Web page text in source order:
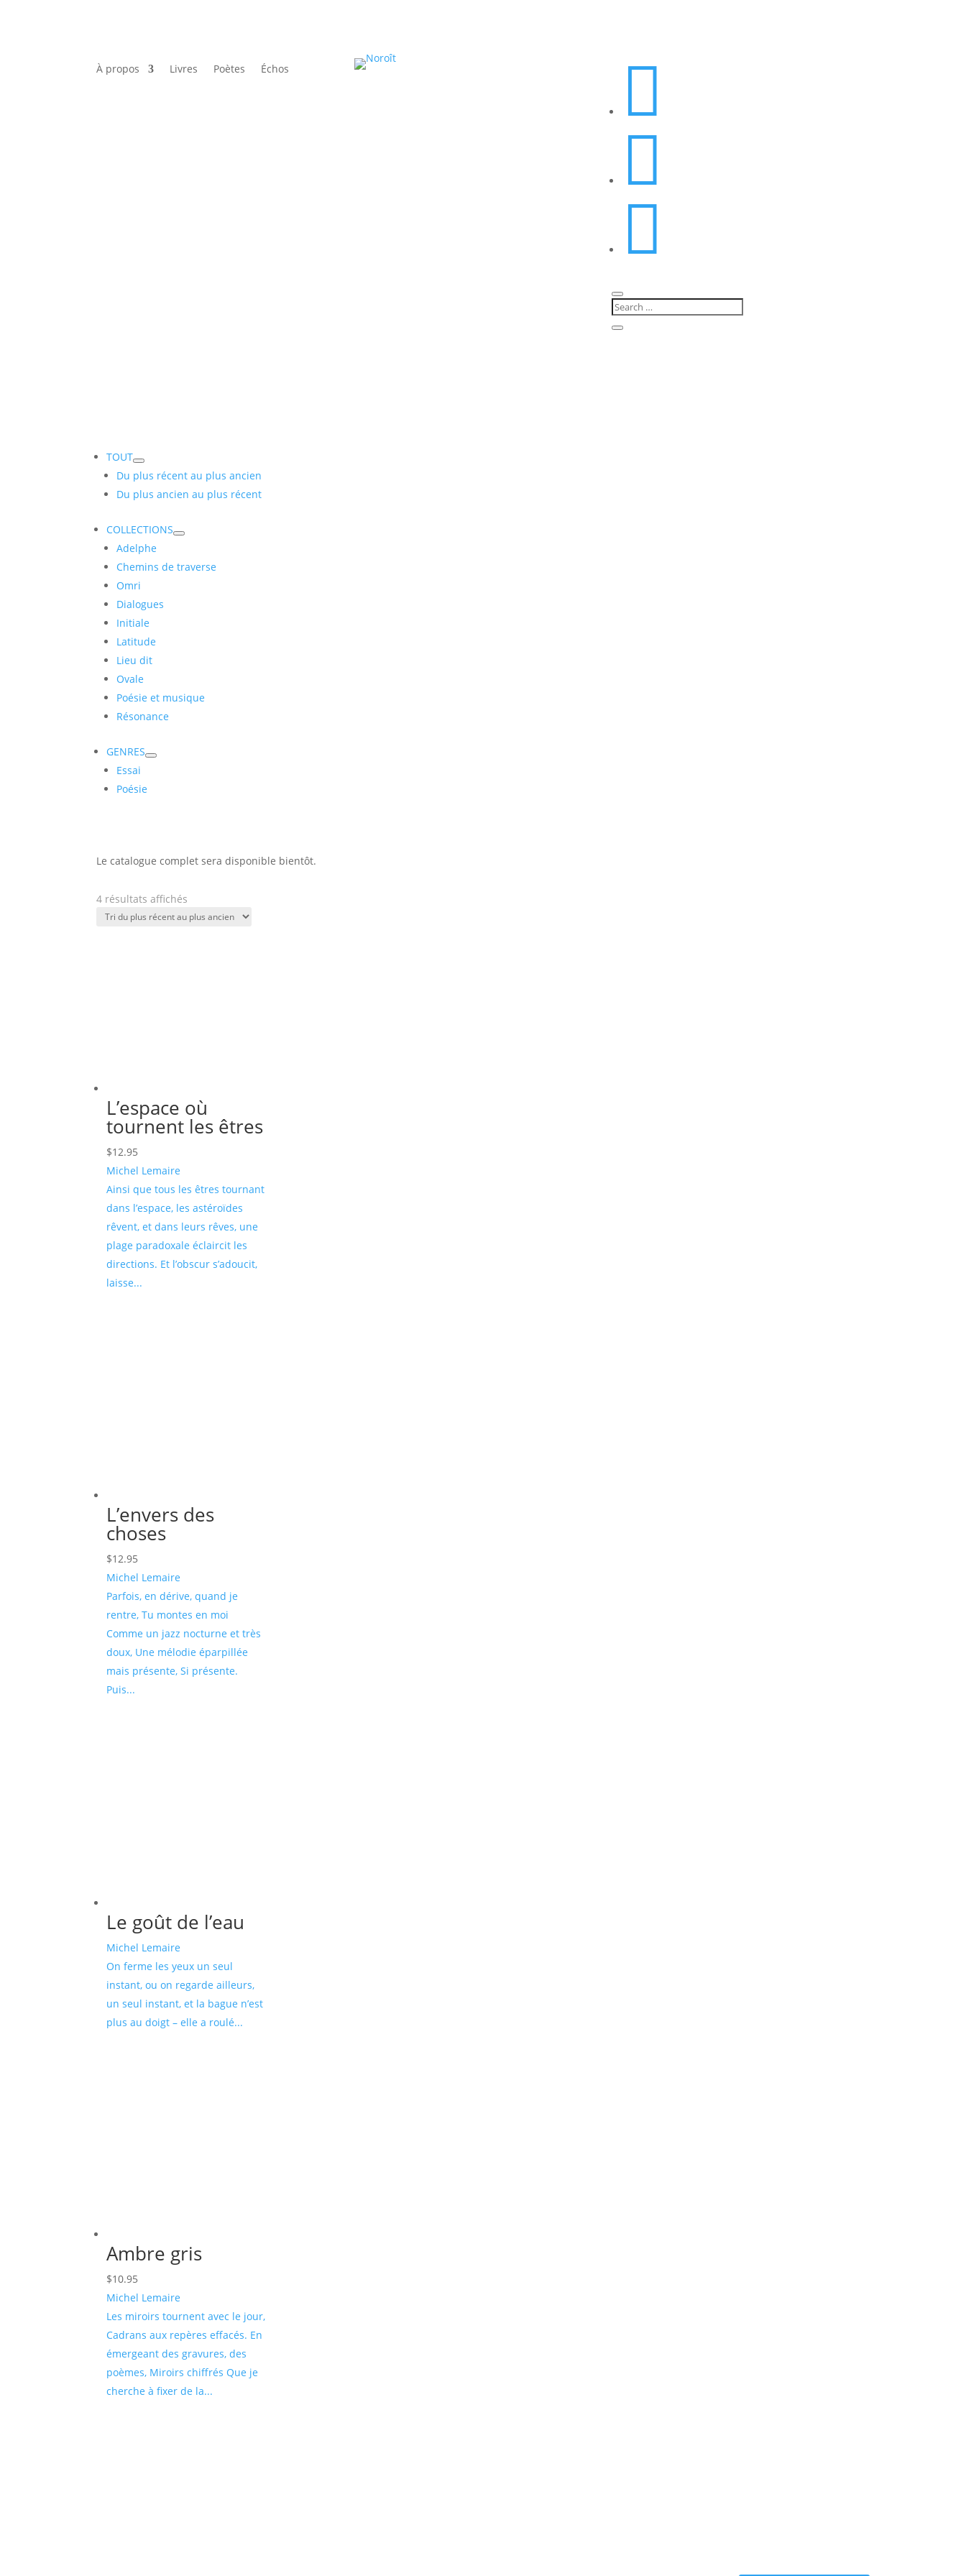
À propos Livres Poètes Échos



TOUT
Du plus récent au plus ancien
Du plus ancien au plus récent
COLLECTIONS
Adelphe
Chemins de traverse
Omri
Dialogues
Initiale
Latitude
Lieu dit
Ovale
Poésie et musique
Résonance
GENRES
Essai
Poésie
Le catalogue complet sera disponible bientôt.
4 résultats affichés
du
L’espace où
tournent les êtres
$12.95
Michel Lemaire
Ainsi que tous les êtres tournant
dans l’espace, les astéroïdes
rêvent, et dans leurs rêves, une
plage paradoxale éclaircit les
directions. Et l’obscur s’adoucit,
laisse...
L’envers des
choses
$12.95
Michel Lemaire
Parfois, en dérive, quand je
rentre, Tu montes en moi
Comme un jazz nocturne et très
doux, Une mélodie éparpillée
mais présente, Si présente.
Puis...
Le goût de l’eau
Michel Lemaire
On ferme les yeux un seul
instant, ou on regarde ailleurs,
un seul instant, et la bague n’est
plus au doigt – elle a roulé...
Ambre gris
$10.95
Michel Lemaire
Les miroirs tournent avec le jour,
Cadrans aux repères effacés. En
émergeant des gravures, des
poèmes, Miroirs chiffrés Que je
cherche à fixer de la...